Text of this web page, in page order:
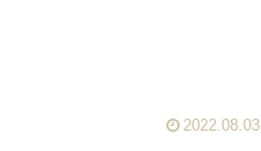
2022.08.03